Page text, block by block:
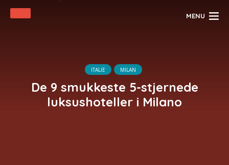
MENU
ITALIE MILAN
De 9 smukkeste 5-stjernede
luksushoteller i Milano